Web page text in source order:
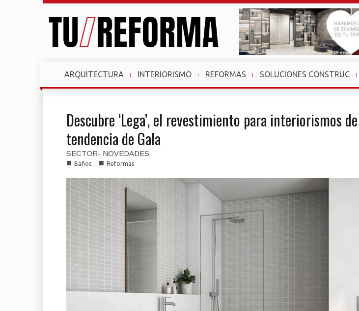
ARQUITECTURA INTERIORISMO REFORMAS SOLUCIONES CONSTRUC
Descubre ‘Lega’, el revestimiento para interiorismos de
tendencia de Gala
SECTOR- NOVEDADES
■ Baños ■ Reformas